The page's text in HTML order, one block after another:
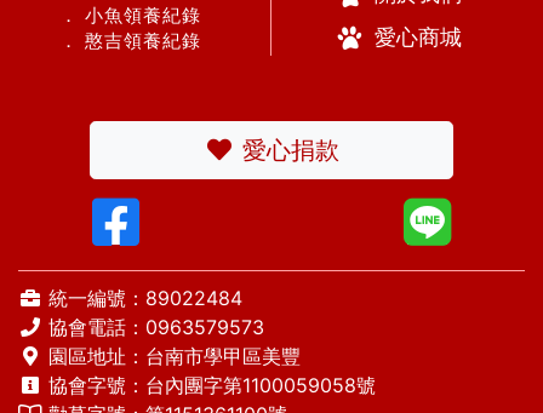
． 小魚領養紀錄
． 憨吉領養紀錄
愛心商城
愛心捐款
統一編號：89022484
協會電話： 0963579573
園區地址：台南市學甲區美豐
協會字號：台內團字第1100059058號